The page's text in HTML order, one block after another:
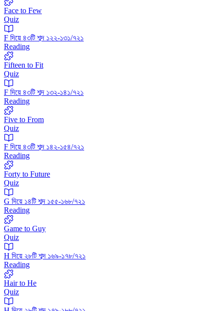
Face to Few
Quiz
F দিয়ে ৪৩টি শব্দ ১২২-১৩১/৭২১
Reading
Fifteen to Fit
Quiz
F দিয়ে ৪৩টি শব্দ ১৩২-১৪১/৭২১
Reading
Five to From
Quiz
F দিয়ে ৪৩টি শব্দ ১৪২-১৫৪/৭২১
Reading
Forty to Future
Quiz
G দিয়ে ১৪টি শব্দ ১৫৫-১৬৮/৭২১
Reading
Game to Guy
Quiz
H দিয়ে ২৮টি শব্দ ১৬৯-১৭৮/৭২১
Reading
Hair to He
Quiz